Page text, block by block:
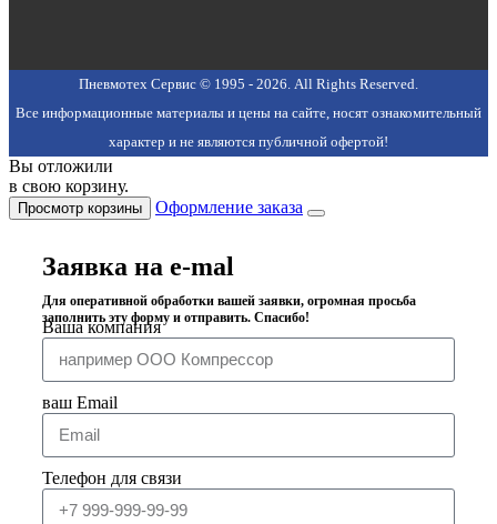
Пневмотех Сервис © 1995 - 2026. All Rights Reserved.
Все информационные материалы и цены на сайте, носят ознакомительный
характер и не являются публичной офертой!
Вы отложили
в свою корзину.
Просмотр корзины Оформление заказа
Заявка на e-mal
Для оперативной обработки вашей заявки, огромная просьба
заполнить эту форму и отправить. Спасибо!
Ваша компания
ваш Email
Телефон для связи